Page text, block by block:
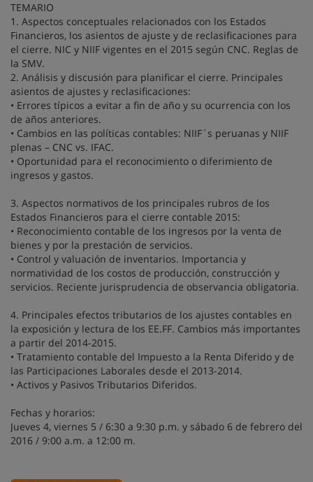
TEMARIO
1. Aspectos conceptuales relacionados con los Estados
Financieros, los asientos de ajuste y de reclasificaciones para
el cierre. NIC y NIIF vigentes en el 2015 según CNC. Reglas de
la SMV.
2. Análisis y discusión para planificar el cierre. Principales
asientos de ajustes y reclasificaciones:
• Errores típicos a evitar a fin de año y su ocurrencia con los
de años anteriores.
• Cambios en las políticas contables: NIIF´s peruanas y NIIF
plenas – CNC vs. IFAC.
• Oportunidad para el reconocimiento o diferimiento de
ingresos y gastos.
3. Aspectos normativos de los principales rubros de los
Estados Financieros para el cierre contable 2015:
• Reconocimiento contable de los ingresos por la venta de
bienes y por la prestación de servicios.
• Control y valuación de inventarios. Importancia y
normatividad de los costos de producción, construcción y
servicios. Reciente jurisprudencia de observancia obligatoria.
4. Principales efectos tributarios de los ajustes contables en
la exposición y lectura de los EE.FF. Cambios más importantes
a partir del 2014-2015.
• Tratamiento contable del Impuesto a la Renta Diferido y de
las Participaciones Laborales desde el 2013-2014.
• Activos y Pasivos Tributarios Diferidos.
Fechas y horarios:
Jueves 4, viernes 5 / 6:30 a 9:30 p.m. y sábado 6 de febrero del
2016 / 9:00 a.m. a 12:00 m.